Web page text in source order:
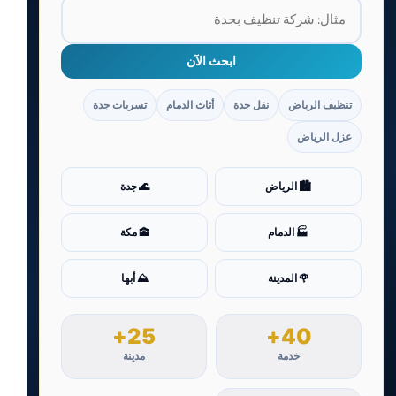
ابحث الآن
تنظيف الرياض نقل جدة أثاث الدمام تسربات جدة
عزل الرياض
🏙️ الرياض 🌊 جدة
🏭 الدمام 🕋 مكة
🌹 المدينة ⛰️ أبها
40+
خدمة
25+
مدينة